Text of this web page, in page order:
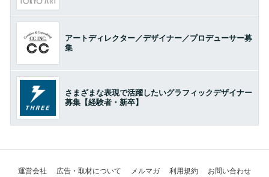
アートディレクター／デザイナー／プロデューサー募
集
さまざまな表現で活躍したいグラフィックデザイナー
募集【経験者・新卒】
運営会社 広告・取材について メルマガ 利用規約 お問い合わせ